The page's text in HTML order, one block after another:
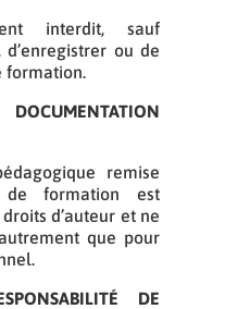
interdit, sauf
ou de
formation.
remise
de formation est
d’auteur et ne
que pour
DE